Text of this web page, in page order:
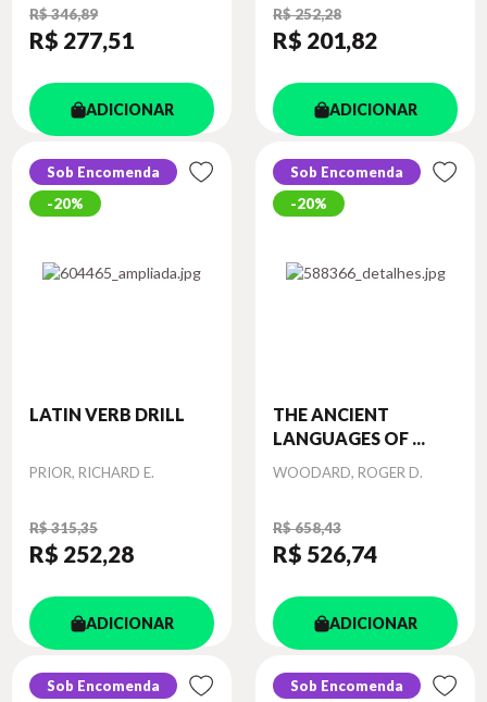
R$ 346,89
R$ 277,51
ADICIONAR
R$ 252,28
R$ 201,82
ADICIONAR
Sob Encomenda
20%
LATIN VERB DRILL
Autor
PRIOR, RICHARD E.
R$ 315,35
R$ 252,28
ADICIONAR
Sob Encomenda
20%
THE ANCIENT
LANGUAGES OF ...
Autor
WOODARD, ROGER D.
R$ 658,43
R$ 526,74
ADICIONAR
Sob Encomenda
Sob Encomenda